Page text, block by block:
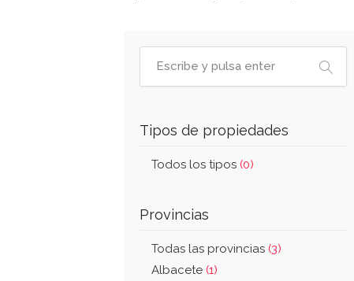
Tipos de propiedades
Todos los tipos (0)
Provincias
Todas las provincias (3)
Albacete (1)